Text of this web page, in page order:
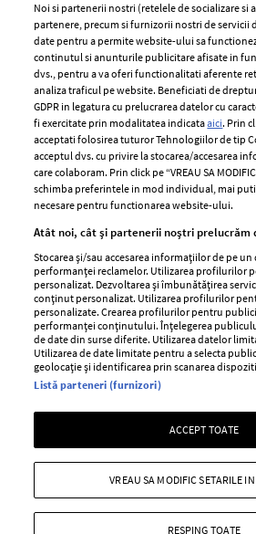
ELLE Style Awards
2024
Despre ELLE
Romania
Contact
Abonamente
GSP
Unica
Baby
Retete
femei
Viva
Pariază responsabil! Decizia ONJN
Jocurile de noroc sunt
Copyright © 2026 Ringier
Noi si partenerii nostri (retelele de socializare si
partenere, precum si furnizorii nostri de servicii
date pentru a permite website-ului sa
continutul si anunturile publicitare afisate in
dvs., pentru a va oferi functionalitati aferente
analiza traficul pe website. Beneficiati de
GDPR in legatura cu prelucrarea datelor cu
fi exercitate prin modalitatea indicataaici. Prin
acceptati folosirea tuturor Tehnologiilor de tip
acceptul dvs. cu privire la stocarea/accesarea
care colaboram. Prin click pe “VREAU SA
schimba preferintele in mod individual, mai
necesare pentru functionarea website-ului.
Atât noi, cât și partenerii noștri prelucrăm
Stocarea și/sau accesarea informațiilor de pe
performanței reclamelor. Utilizarea profilurilor
personalizat. Dezvoltarea și îmbunătățirea
conținut personalizat. Utilizarea profilurilor
personalizate. Crearea profilurilor pentru
performanței conținutului. Înțelegerea
de date din surse diferite. Utilizarea datelor
Utilizarea de date limitate pentru a selecta
geolocație și identificarea prin scanarea
Listă parteneri (furnizori)
ACCEPT TOATE
RESPING TOATE
VREAU SA MODIFIC SETARILE